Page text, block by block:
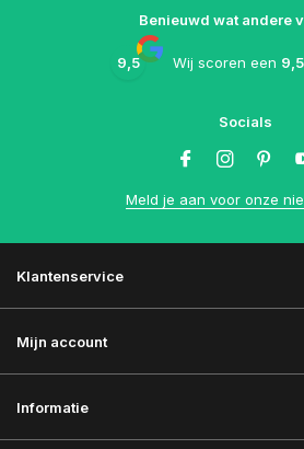
Benieuwd wat andere
9,5 Wij scoren een 9,5
Socials
Meld je aan voor onze
Klantenservice
Mijn account
Informatie